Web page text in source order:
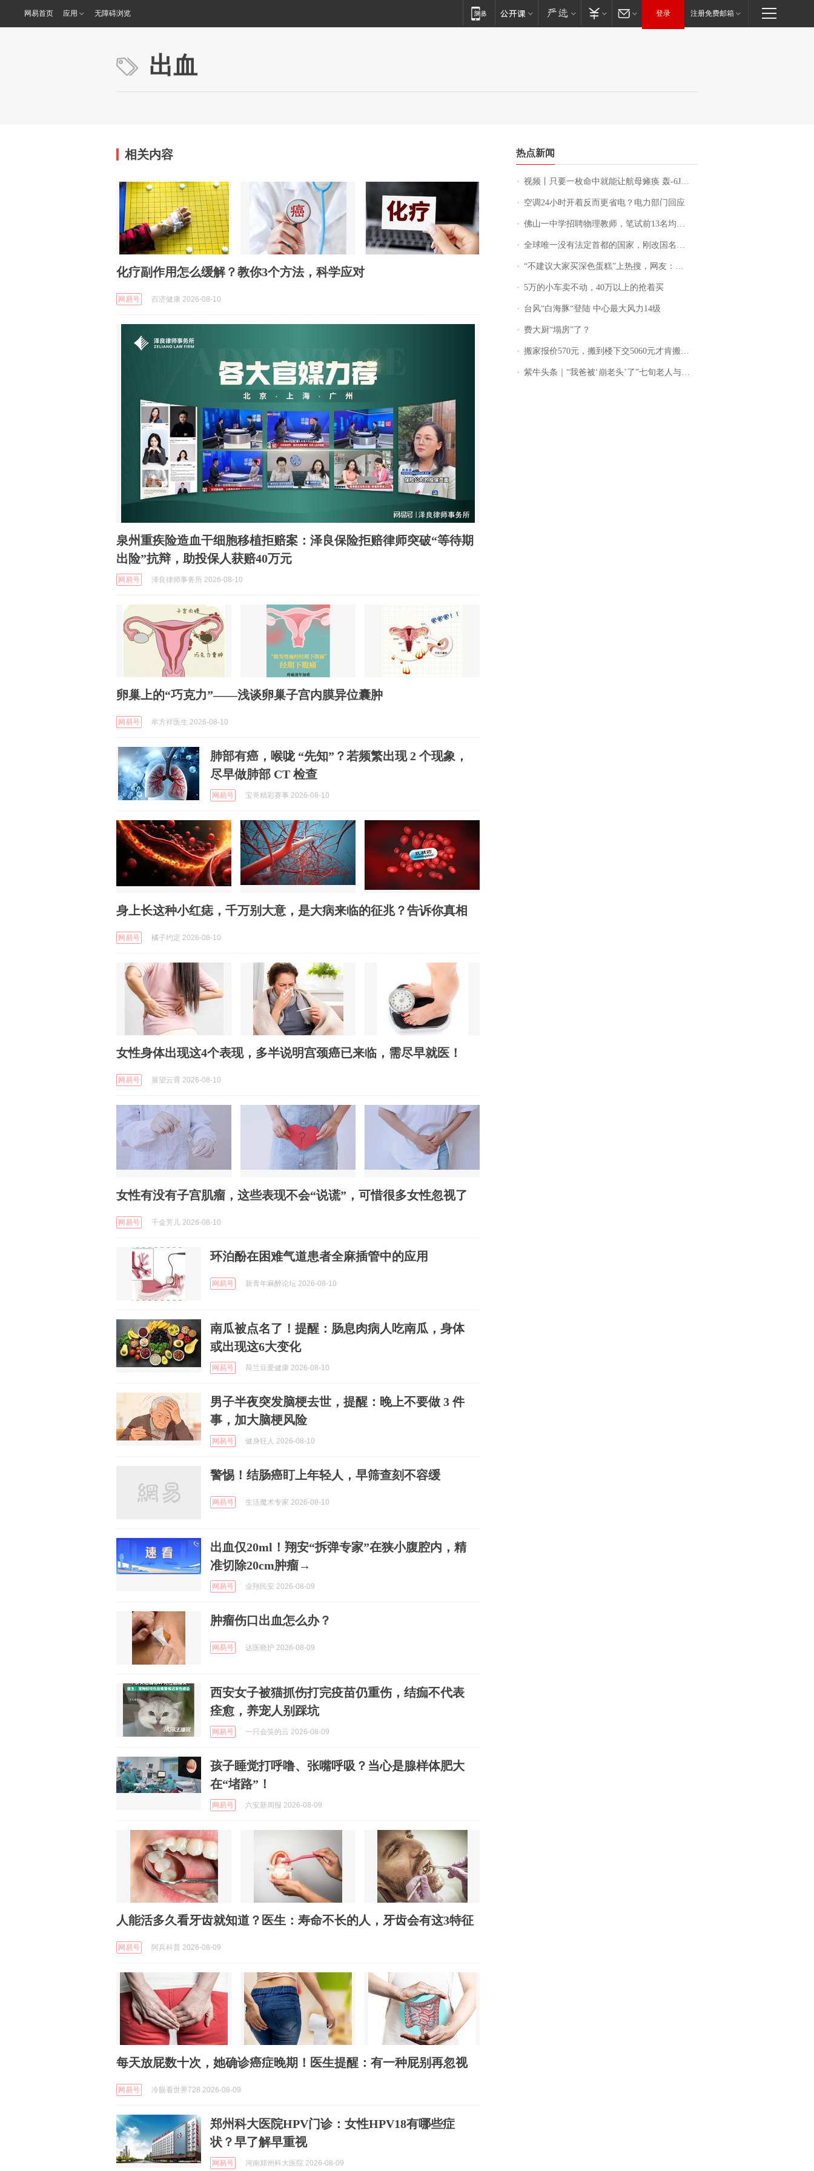
网易首页 应用 无障碍浏览 登录 注册免费邮箱
出血
相关内容
化疗副作用怎么缓解？教你3个方法，科学应对
网易号 百济健康 2026-08-10
泉州重疾险造血干细胞移植拒赔案：泽良保险拒赔律师突破“等待期
出险”抗辩，助投保人获赔40万元
网易号 泽良律师事务所 2026-08-10
卵巢上的“巧克力”——浅谈卵巢子宫内膜异位囊肿
网易号 牟方祥医生 2026-08-10
肺部有癌，喉咙 “先知”？若频繁出现 2 个现象，
尽早做肺部 CT 检查
网易号 宝哥精彩赛事 2026-08-10
身上长这种小红痣，千万别大意，是大病来临的征兆？告诉你真相
网易号 橘子约定 2026-08-10
女性身体出现这4个表现，多半说明宫颈癌已来临，需尽早就医！
网易号 展望云霄 2026-08-10
女性有没有子宫肌瘤，这些表现不会“说谎”，可惜很多女性忽视了
网易号 千金芳儿 2026-08-10
环泊酚在困难气道患者全麻插管中的应用
网易号 新青年麻醉论坛 2026-08-10
南瓜被点名了！提醒：肠息肉病人吃南瓜，身体
或出现这6大变化
网易号 荷兰豆爱健康 2026-08-10
男子半夜突发脑梗去世，提醒：晚上不要做 3 件
事，加大脑梗风险
网易号 健身狂人 2026-08-10
警惕！结肠癌盯上年轻人，早筛查刻不容缓
网易号 生活魔术专家 2026-08-10
出血仅20ml！翔安“拆弹专家”在狭小腹腔内，精
准切除20cm肿瘤→
网易号 业翔民安 2026-08-09
肿瘤伤口出血怎么办？
网易号 达医晓护 2026-08-09
西安女子被猫抓伤打完疫苗仍重伤，结痂不代表
痊愈，养宠人别踩坑
网易号 一只会笑的云 2026-08-09
孩子睡觉打呼噜、张嘴呼吸？当心是腺样体肥大
在“堵路”！
网易号 六安新周报 2026-08-09
人能活多久看牙齿就知道？医生：寿命不长的人，牙齿会有这3特征
网易号 阿兵科普 2026-08-09
每天放屁数十次，她确诊癌症晚期！医生提醒：有一种屁别再忽视
网易号 冷眼看世界728 2026-08-09
郑州科大医院HPV门诊：女性HPV18有哪些症
状？早了解早重视
网易号 河南郑州科大医院 2026-08-09
热点新闻
视频丨只要一枚命中就能让航母瘫痪 轰-6J实力有多强？
空调24小时开着反而更省电？电力部门回应
佛山一中学招聘物理教师，笔试前13名均遭淘汰？教育局：已叫停招聘，成立调查组全面核查
全球唯一没有法定首都的国家，刚改国名，总统就邀请中国大使骑行绕了几乎整个国境线一圈，还曾两次到中国寻根
“不建议大家买深色蛋糕”上热搜，网友：天塌了！
5万的小车卖不动，40万以上的抢着买
台风“白海豚“登陆 中心最大风力14级
费大厨“塌房”了？
搬家报价570元，搬到楼下交5060元才肯搬上楼！女子傻眼了……
紫牛头条｜“我爸被‘崩老头’了”七旬老人与女主播网聊三年被“借”8万多 警方立案，女主播：正筹钱偿还